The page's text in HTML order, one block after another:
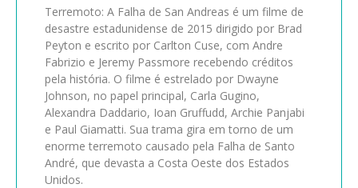
Terremoto: A Falha de San Andreas é um filme de
desastre estadunidense de 2015 dirigido por Brad
Peyton e escrito por Carlton Cuse, com Andre
Fabrizio e Jeremy Passmore recebendo créditos
pela história. O filme é estrelado por Dwayne
Johnson, no papel principal, Carla Gugino,
Alexandra Daddario, Ioan Gruffudd, Archie Panjabi
e Paul Giamatti. Sua trama gira em torno de um
enorme terremoto causado pela Falha de Santo
André, que devasta a Costa Oeste dos Estados
Unidos.